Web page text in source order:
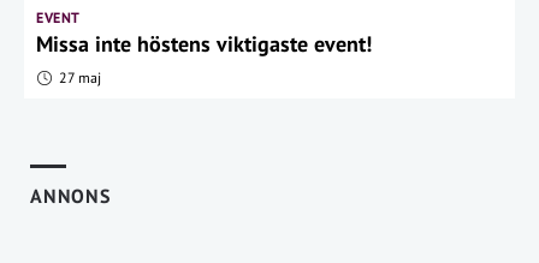
EVENT
Missa inte höstens viktigaste event!
27 maj
ANNONS